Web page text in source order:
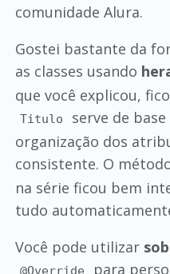
comunidade Alura.
Gostei bastante da
as classes usando
que você explicou,
Titulo serve de
organização dos
consistente. O
na série ficou bem
tudo
Você pode utilizar
@Override para